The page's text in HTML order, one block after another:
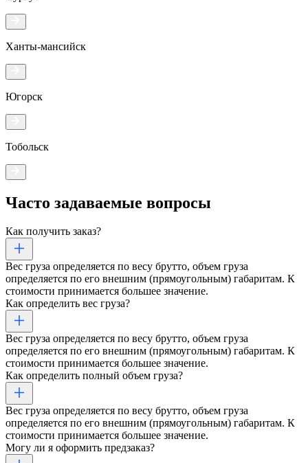
Ханты-мансийск
Югорск
Тобольск
Часто задаваемые вопросы
Как получить заказ?
Вес груза определяется по весу брутто, объем груза
определяется по его внешним (прямоугольным) габаритам. К
стоимости принимается большее значение.
Как определить вес груза?
Вес груза определяется по весу брутто, объем груза
определяется по его внешним (прямоугольным) габаритам. К
стоимости принимается большее значение.
Как определить полный объем груза?
Вес груза определяется по весу брутто, объем груза
определяется по его внешним (прямоугольным) габаритам. К
стоимости принимается большее значение.
Могу ли я оформить предзаказ?